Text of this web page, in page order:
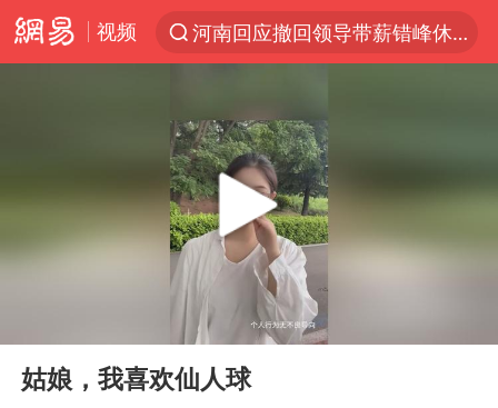
视频
河南回应撤回领导带薪错峰休假通知
台风“白海豚”体型变大！环流面积接近13个浙江那么大
东航新规：提前14天可免费退改签
汪峰阻止14岁女儿买大牌
Play
姑娘，我喜欢仙人球